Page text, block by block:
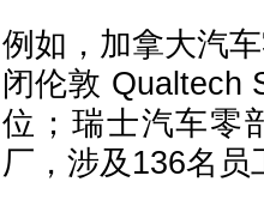
例如，加拿大汽
闭伦敦 Qualtech
位；瑞士汽车零
厂，涉及136名员